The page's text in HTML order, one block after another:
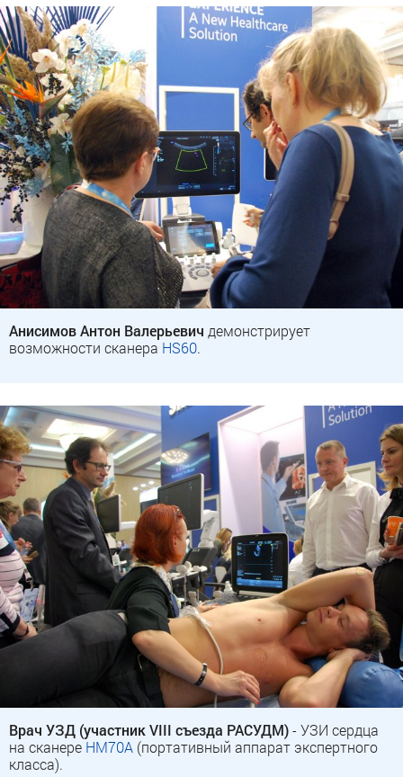
Анисимов Антон Валерьевич демонстрирует
возможности сканера HS60.
Врач УЗД (участник VIII съезда РАСУДМ)- УЗИ сердца
на сканере HM70A (портативный аппарат экспертного
класса).